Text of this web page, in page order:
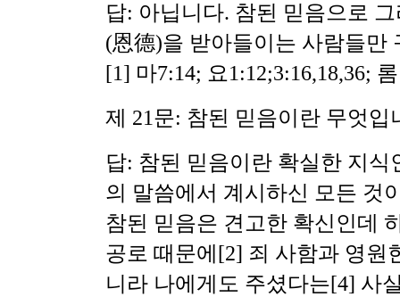
답: 아닙니다. 참된 믿음으로
(恩德)을 받아들이는 사람들만
[1] 마7:14; 요1:12;3:16,18,36;
제 21문: 참된 믿음이란 무엇입
답: 참된 믿음이란 확실한 지식
의 말씀에서 계시하신 모든 것
참된 믿음은 견고한 확신인데
공로 때문에 [2] 죄 사함과 영원
니라 나에게도 주셨다는[4] 사